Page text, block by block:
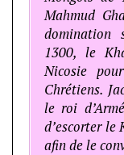
Mahmud
domination
1300, le
Nicosie
Chrétiens.
le roi
d’escorter le
afin de le